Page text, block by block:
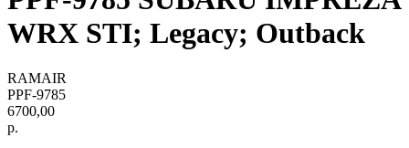
WRX STI; Legacy; Outback
RAMAIR
PPF-9785
6700,00
р.